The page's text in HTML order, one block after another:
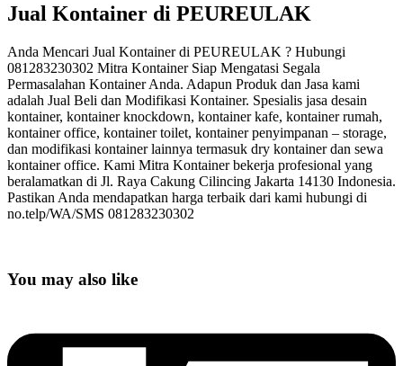
Jual Kontainer di PEUREULAK
Anda Mencari Jual Kontainer di PEUREULAK ? Hubungi
081283230302 Mitra Kontainer Siap Mengatasi Segala
Permasalahan Kontainer Anda. Adapun Produk dan Jasa kami
adalah Jual Beli dan Modifikasi Kontainer. Spesialis jasa desain
kontainer, kontainer knockdown, kontainer kafe, kontainer rumah,
kontainer office, kontainer toilet, kontainer penyimpanan – storage,
dan modifikasi kontainer lainnya termasuk dry kontainer dan sewa
kontainer office. Kami Mitra Kontainer bekerja profesional yang
beralamatkan di Jl. Raya Cakung Cilincing Jakarta 14130 Indonesia.
Pastikan Anda mendapatkan harga terbaik dari kami hubungi di
no.telp/WA/SMS 081283230302
You may also like